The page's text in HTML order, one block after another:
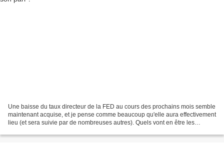
Une baisse du taux directeur de la FED au cours des prochains mois semble
maintenant acquise, et je pense comme beaucoup qu'elle aura effectivement
lieu (et sera suivie par de nombreuses autres). Quels vont en être les